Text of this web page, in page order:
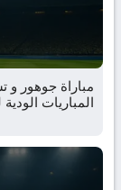
المباريات الودية